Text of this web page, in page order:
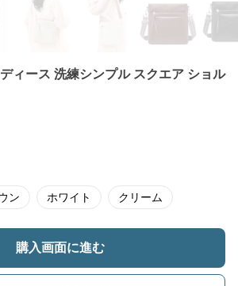
ィース 洗練シンプル スクエア ショル
ン ホワイト クリーム
購入画面に進む